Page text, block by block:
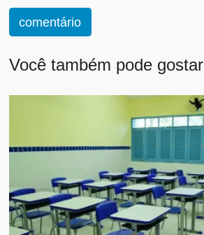
comentário
Você também pode gostar